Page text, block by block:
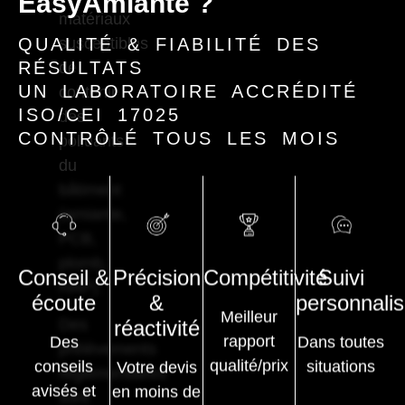
matériaux
susceptibles
de
contenir
des
polluants
du
(amiante,
PCB,
HAP).
prélèvements
réglementaires
sont
QUALITÉ & FIABILITÉ DES
RÉSULTATS
UN LABORATOIRE ACCRÉDITÉ
ISO/CEI 17025
CONTRÔLÉ TOUS LES MOIS
Conseil &
écoute
Des
conseils
avisés et
Précision
&
réactivité
Votre devis
en moins de
Compétitivité
Meilleur
rapport
qualité/prix
Suivi
Dans toutes
situations